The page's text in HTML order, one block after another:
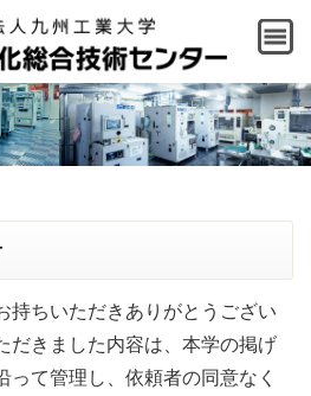
持ちいただきありがとうござい
だきました内容は、本学の掲げ
って管理し、依頼者の同意なく